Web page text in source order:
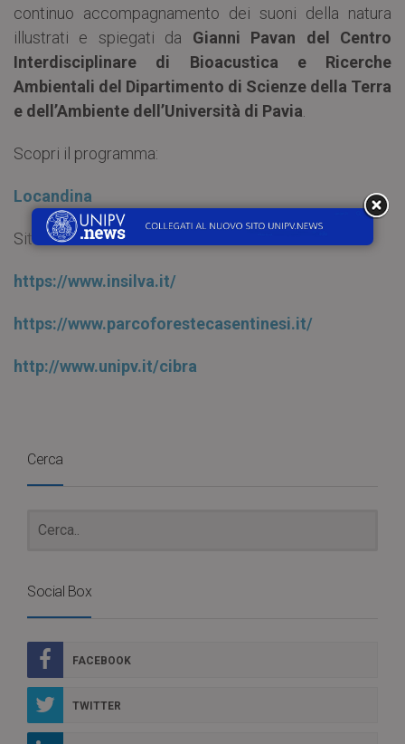
continuo accompagnamento dei suoni della natura
illustrati e spiegati da Gianni Pavan del Centro
Interdisciplinare di Bioacustica e Ricerche
Ambientali del Dipartimento di Scienze della Terra
e dell’Ambiente dell’Università di Pavia
Scopri il programma:
Locandina
Siti di riferimento:
https://www.insilva.it/
https://www.parcoforestecasentinesi.it/
http://www.unipv.it/cibra
Cerca
Social Box
FACEBOOK
TWITTER